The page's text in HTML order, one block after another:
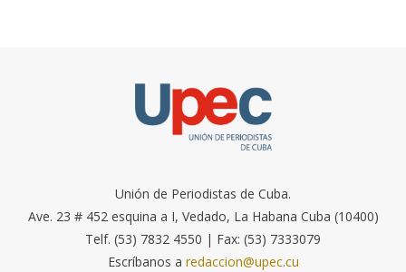
Unión de Periodistas de Cuba.
Ave. 23 # 452 esquina a I, Vedado, La Habana Cuba (10400)
Telf. (53) 7832 4550 | Fax: (53) 7333079
Escríbanos a redaccion@upec.cu